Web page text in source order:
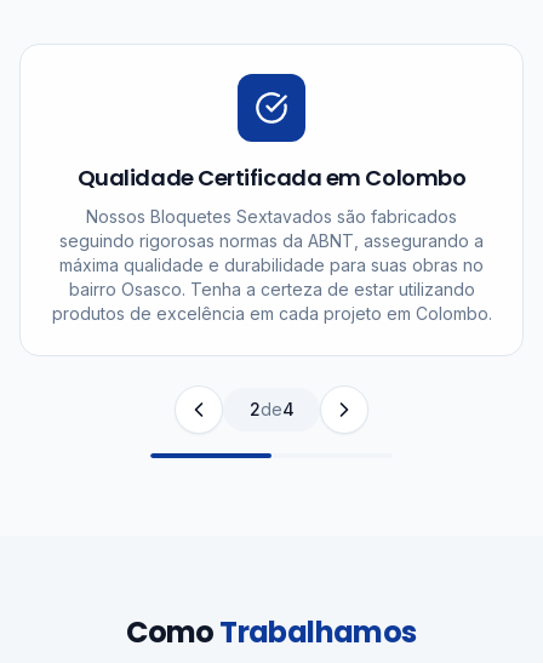
Qualidade Certificada em Colombo
Nossos Bloquetes Sextavados são fabricados
seguindo rigorosas normas da ABNT, assegurando a
máxima qualidade e durabilidade para suas obras no
bairro Osasco. Tenha a certeza de estar utilizando
produtos de excelência em cada projeto em Colombo.
2de4
ComoTrabalhamos